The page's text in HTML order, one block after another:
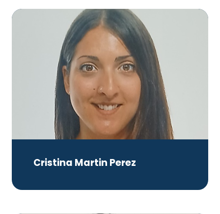
Cristina Martin Perez